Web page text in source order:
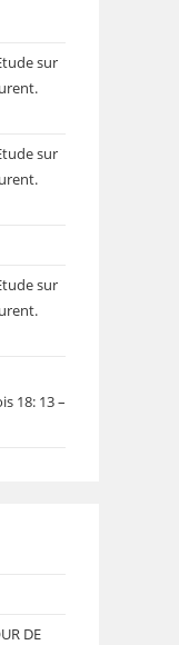
sur
sur
sur
18: 13 –
DE